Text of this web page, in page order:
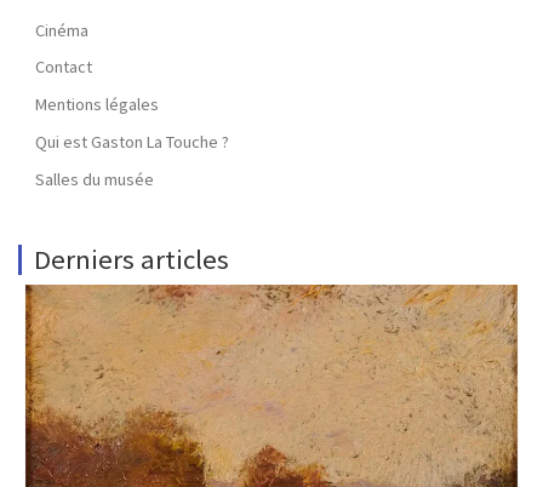
Cinéma
Contact
Mentions légales
Qui est Gaston La Touche ?
Salles du musée
Derniers articles